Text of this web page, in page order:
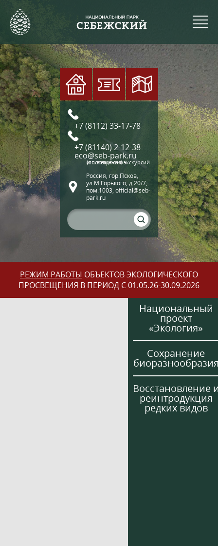
+7 (8112) 33-17-78
+7 (81140) 2-12-38
eco@seb-park.ru
(по вопросам экскурсий и посещения)
Россия, гор.Псков,
ул.М.Горького, д.20/7,
пом.1003, official@seb-
park.ru
РЕЖИМ РАБОТЫ ОБЪЕКТОВ ЭКОЛОГИЧЕСКОГО
ПРОСВЕЩЕНИЯ В ПЕРИОД С 01.05.26-30.09.2026
Национальный
проект
«Экология»
Сохранение
Восстановление
реинтродукция
редких видов